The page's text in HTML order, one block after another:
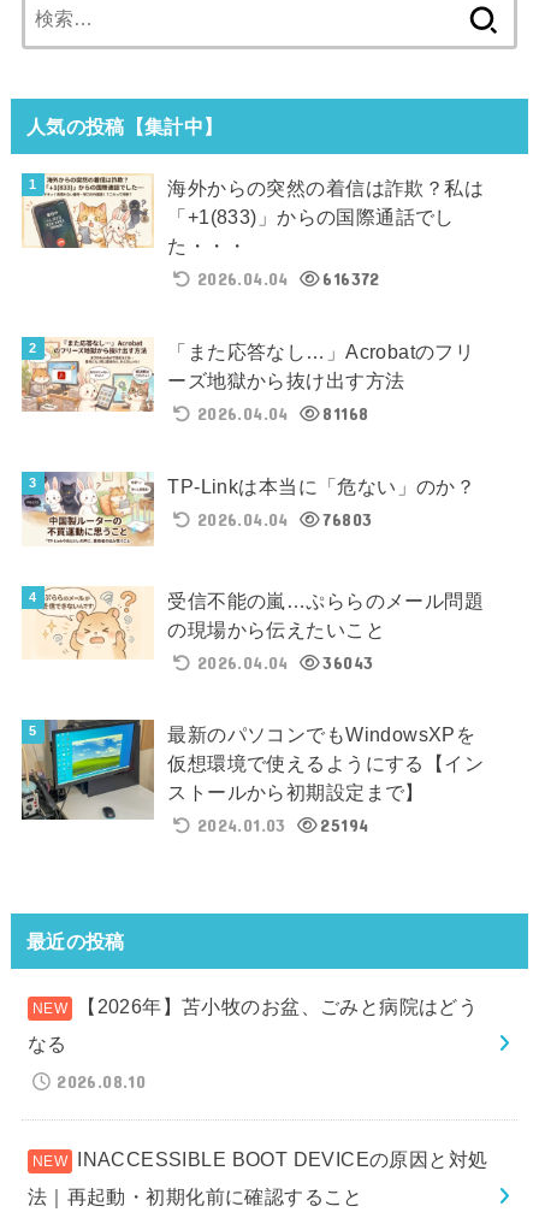
索:
人気の投稿【集計中】
海外からの突然の着信は詐欺？私は
「+1(833)」からの国際通話でし
た・・・
2026.04.04
616372
「また応答なし…」Acrobatのフリ
ーズ地獄から抜け出す方法
2026.04.04
81168
TP-Linkは本当に「危ない」のか？
2026.04.04
76803
受信不能の嵐…ぷららのメール問題
の現場から伝えたいこと
2026.04.04
36043
最新のパソコンでもWindowsXPを
仮想環境で使えるようにする【イン
ストールから初期設定まで】
2024.01.03
25194
最近の投稿
【2026年】苫小牧のお盆、ごみと病院はどう
なる
2026.08.10
INACCESSIBLE BOOT DEVICEの原因と対処
法｜再起動・初期化前に確認すること